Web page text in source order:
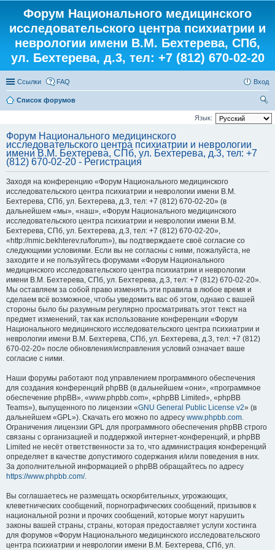
Форум Национального медицинского
исследовательского центра психиатрии и
неврологии имени В.М. Бехтерева, СПб,
ул. Бехтерева, д.3, тел: +7 (812) 670-02-20
Ссылки FAQ Вход
Список форумов
ои
Язык:
Форум Национального медицинского
исследовательского центра психиатрии и неврологии
имени В.М. Бехтерева, СПб, ул. Бехтерева, д.3, тел: +7
(812) 670-02-20 - Регистрация
Заходя на конференцию «Форум Национального медицинского
исследовательского центра психиатрии и неврологии имени В.М.
Бехтерева, СПб, ул. Бехтерева, д.3, тел: +7 (812) 670-02-20» (в
дальнейшем «мы», «наш», «Форум Национального медицинского
исследовательского центра психиатрии и неврологии имени В.М.
Бехтерева, СПб, ул. Бехтерева, д.3, тел: +7 (812) 670-02-20»,
«http://nmic.bekhterev.ru/forum»), вы подтверждаете своё согласие со
следующими условиями. Если вы не согласны с ними, пожалуйста, не
заходите и не пользуйтесь форумами «Форум Национального
медицинского исследовательского центра психиатрии и неврологии
имени В.М. Бехтерева, СПб, ул. Бехтерева, д.3, тел: +7 (812) 670-02-20».
Мы оставляем за собой право изменять эти правила в любое время и
сделаем всё возможное, чтобы уведомить вас об этом, однако с вашей
стороны было бы разумным регулярно просматривать этот текст на
предмет изменений, так как использование конференции «Форум
Национального медицинского исследовательского центра психиатрии и
неврологии имени В.М. Бехтерева, СПб, ул. Бехтерева, д.3, тел: +7 (812)
670-02-20» после обновления/исправления условий означает ваше
согласие с ними.
Наши форумы работают под управлением программного обеспечения
для создания конференций phpBB (в дальнейшем «они», «программное
обеспечение phpBB», «www.phpbb.com», «phpBB Limited», «phpBB
Teams»), выпущенного по лицензии «GNU General Public License v2» (в
дальнейшем «GPL»). Скачать его можно по адресу www.phpbb.com.
Ограничения лицензии GPL для программного обеспечения phpBB строго
связаны с организацией и поддержкой интернет-конференций, и phpBB
Limited не несёт ответственности за то, что администрация конференций
определяет в качестве допустимого содержания и/или поведения в них.
За дополнительной информацией о phpBB обращайтесь по адресу
https://www.phpbb.com/.
Вы соглашаетесь не размещать оскорбительных, угрожающих,
клеветнических сообщений, порнографических сообщений, призывов к
национальной розни и прочих сообщений, которые могут нарушить
законы вашей страны, страны, которая предоставляет услуги хостинга
для форумов «Форум Национального медицинского исследовательского
центра психиатрии и неврологии имени В.М. Бехтерева, СПб, ул.